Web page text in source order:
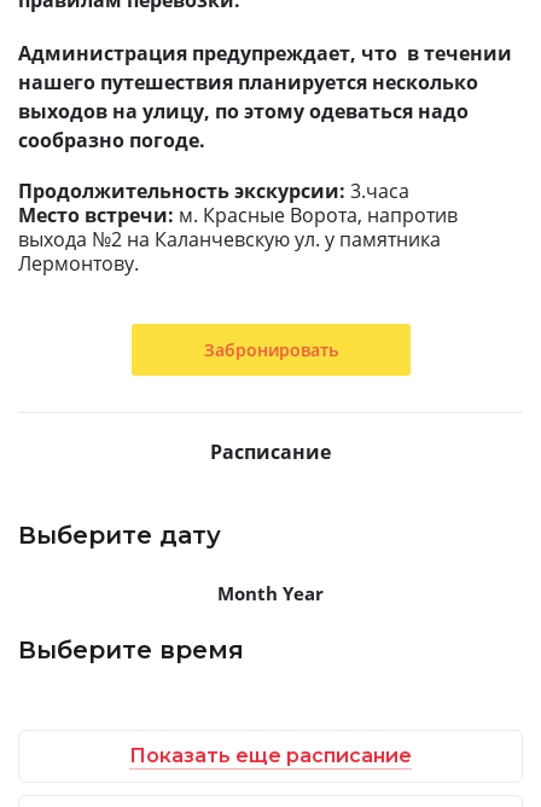
Администрация предупреждает, что в течении
нашего путешествия планируется несколько
выходов на улицу, по этому одеваться надо
сообразно погоде.
Продолжительность экскурсии: 3.часа
Место встречи: м. Красные Ворота, напротив
выхода №2 на Каланчевскую ул. у памятника
Лермонтову.
Забронировать
Расписание
Выберите дату
Month Year
Выберите время
Показать еще расписание